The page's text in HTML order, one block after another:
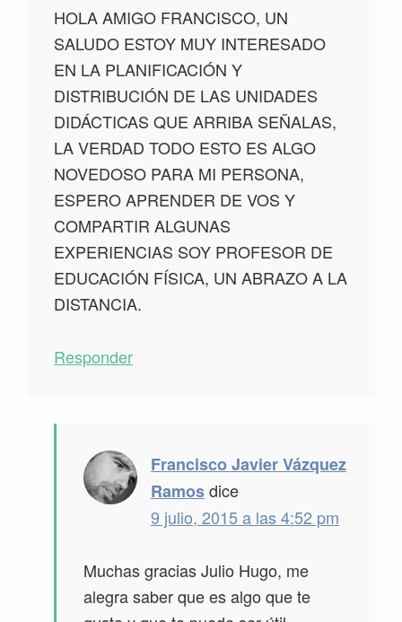
HOLA AMIGO FRANCISCO, UN
SALUDO ESTOY MUY INTERESADO
EN LA PLANIFICACIÓN Y
DISTRIBUCIÓN DE LAS UNIDADES
DIDÁCTICAS QUE ARRIBA SEÑALAS,
LA VERDAD TODO ESTO ES ALGO
NOVEDOSO PARA MI PERSONA,
ESPERO APRENDER DE VOS Y
COMPARTIR ALGUNAS
EXPERIENCIAS SOY PROFESOR DE
EDUCACIÓN FÍSICA, UN ABRAZO A LA
DISTANCIA.
Responder
Francisco Javier Vázquez
Ramosdice
9 julio, 2015 a las 4:52 pm
Muchas gracias Julio Hugo, me
alegra saber que es algo que te